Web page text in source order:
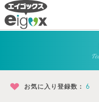
お気に入り登録数： 6